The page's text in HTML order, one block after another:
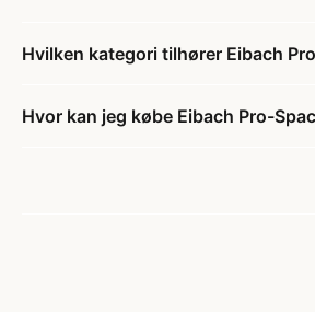
Hvilken kategori tilhører Eibach
Hvor kan jeg købe Eibach Pro-